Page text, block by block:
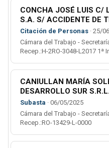
CONCHA JOSÉ LUIS C/
S.A. S/ ACCIDENTE DE
Citación de Personas · 25/
Cámara del Trabajo -
Recep.:H-2RO-3048-L2017 1ª
CANIULLAN MARÍA
DESARROLLO SUR
S.R.L. S/ ORDINARIO (L)
Subasta · 06/05/2025
Cámara del Trabajo -
Recep.:RO-13429-L-0000